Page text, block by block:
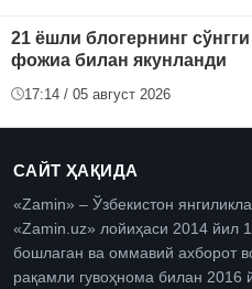
21 ёшли блогернинг сўнгги
фожиа билан якунланди
17:14 / 05 август 2026
САЙТ ҲАҚИДА
«Zamin» – Ўзбекистон
«Zamin.uz» лойиҳаси 2014 йил
бошлаган ва оммавий ахборот
рақамли гувоҳнома билан 2016